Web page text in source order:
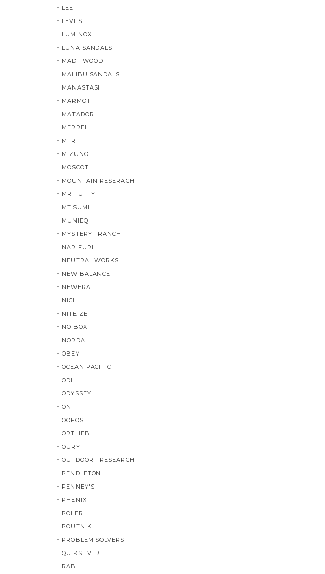
LEE
LEVI'S
LUMINOX
LUNA SANDALS
MAD WOOD
MALIBU SANDALS
MANASTASH
MARMOT
MATADOR
MERRELL
MIIR
MIZUNO
MOSCOT
MOUNTAIN RESERACH
MR TUFFY
MT.SUMI
MUNIEQ
MYSTERY RANCH
NARIFURI
NEUTRAL WORKS
NEW BALANCE
NEWERA
NICI
NITEIZE
NO BOX
NORDA
OBEY
OCEAN PACIFIC
ODI
ODYSSEY
ON
OOFOS
ORTLIEB
OURY
OUTDOOR RESEARCH
PENDLETON
PENNEY'S
PHENIX
POLER
POUTNIK
PROBLEM SOLVERS
QUIKSILVER
RAB